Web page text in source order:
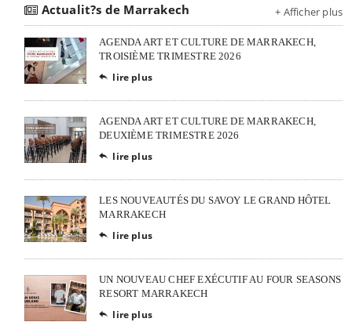
Actualit?s de Marrakech + Afficher plus
AGENDA ART ET CULTURE DE MARRAKECH,
TROISIÈME TRIMESTRE 2026
 lire plus
AGENDA ART ET CULTURE DE MARRAKECH,
DEUXIÈME TRIMESTRE 2026
 lire plus
LES NOUVEAUTÉS DU SAVOY LE GRAND HÔTEL
MARRAKECH
 lire plus
UN NOUVEAU CHEF EXÉCUTIF AU FOUR SEASONS
RESORT MARRAKECH
 lire plus